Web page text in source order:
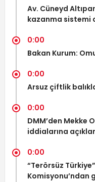
Av. Cüneyd
kazanma sistemi
0:00
Bakan Kurum:
0:00
Arsuz çiftlik
0:00
DMM’den Mekke
iddialarına
0:00
“Terörsüz
Komisyonu’ndan